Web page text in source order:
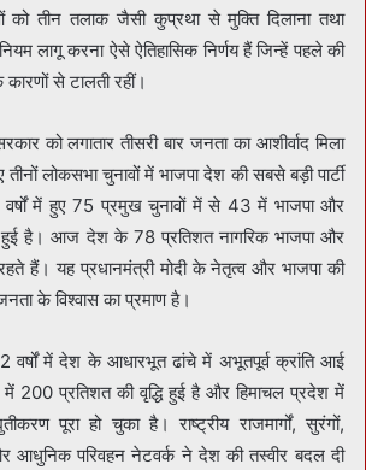
को तीन तलाक जैसी कुप्रथा से मुक्ति दिलाना तथा
लागू करना ऐसे ऐतिहासिक निर्णय हैं जिन्हें पहले की
से टालती रहीं।
को लगातार तीसरी बार जनता का आशीर्वाद मिला
लोकसभा चुनावों में भाजपा देश की सबसे बड़ी पार्टी
में हुए 75 प्रमुख चुनावों में से 43 में भाजपा और
हुई है। आज देश के 78 प्रतिशत नागरिक भाजपा और
हैं। यह प्रधानमंत्री मोदी के नेतृत्व और भाजपा की
के विश्वास का प्रमाण है।
वर्षों में देश के आधारभूत ढांचे में अभूतपूर्व क्रांति आई
200 प्रतिशत की वृद्धि हुई है और हिमाचल प्रदेश में
पूरा हो चुका है। राष्ट्रीय राजमार्गों, सुरंगों,
आधुनिक परिवहन नेटवर्क ने देश की तस्वीर बदल दी